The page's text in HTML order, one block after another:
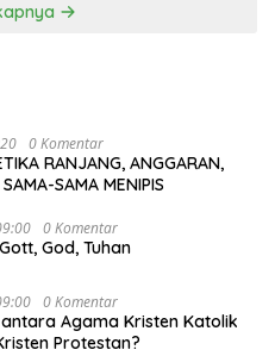
0 Komentar
RANJANG, ANGGARAN,
SAMA MENIPIS
0 Komentar
God, Tuhan
0 Komentar
Agama Kristen Katolik
Protestan?